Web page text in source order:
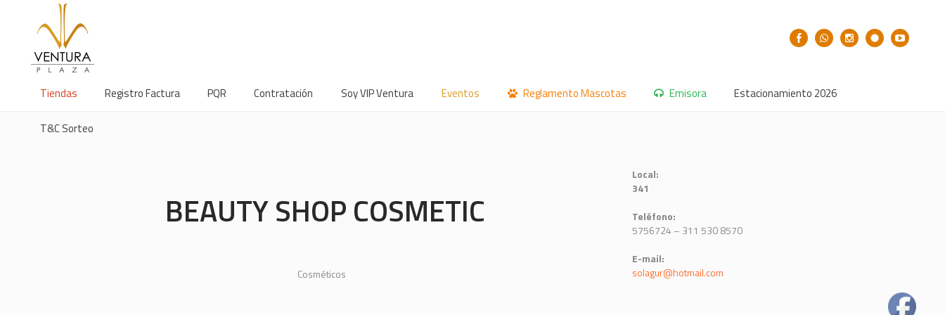
Tiendas Registro Factura PQR Contratación Soy VIP Ventura Eventos Reglamento Mascotas Emisora Estacionamiento 2026
T&C Sorteo
BEAUTY SHOP COSMETIC
Cosméticos
Local:
341
Teléfono:
5756724 – 311 530 8570
E-mail:
solagur@hotmail.com